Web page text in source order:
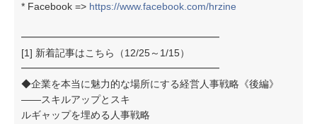
* Facebook => https://www.facebook.com/hrzine
━━━━━━━━━━━━━━━━━━━━
[1] 新着記事はこちら（12/25～1/15）
━━━━━━━━━━━━━━━━━━━━
◆企業を本当に魅力的な場所にする経営人事戦略《後編》
——スキルアップとスキ
ルギャップを埋める人事戦略